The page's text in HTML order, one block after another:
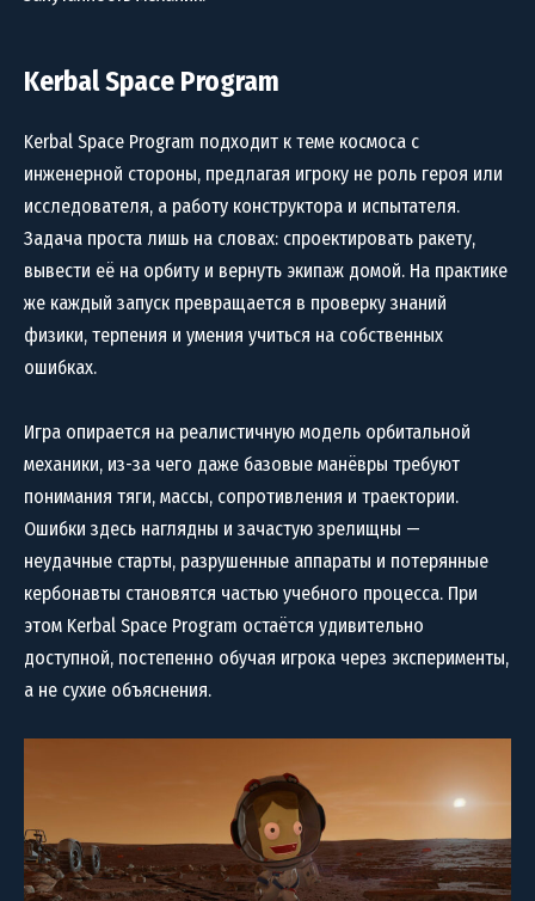
Kerbal Space Program
Kerbal Space Program подходит к теме космоса с
инженерной стороны, предлагая игроку не роль героя или
исследователя, а работу конструктора и испытателя.
Задача проста лишь на словах: спроектировать ракету,
вывести её на орбиту и вернуть экипаж домой. На практике
же каждый запуск превращается в проверку знаний
физики, терпения и умения учиться на собственных
ошибках.
Игра опирается на реалистичную модель орбитальной
механики, из-за чего даже базовые манёвры требуют
понимания тяги, массы, сопротивления и траектории.
Ошибки здесь наглядны и зачастую зрелищны —
неудачные старты, разрушенные аппараты и потерянные
кербонавты становятся частью учебного процесса. При
этом Kerbal Space Program остаётся удивительно
доступной, постепенно обучая игрока через эксперименты,
а не сухие объяснения.